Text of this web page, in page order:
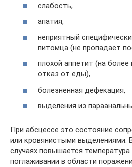
слабость,
апатия,
неприятный
питомца (не пропадает
плохой аппетит (на
отказ от еды),
болезненная дефекация,
выделения из
При абсцессе это состояние
или кровянистыми выделениями.
случаях повышается температура
поглаживании в области